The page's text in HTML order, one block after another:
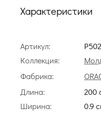
Характеристики
Артикул:
Коллекция:
Фабрика:
Длина:
200
Ширина:
0.9